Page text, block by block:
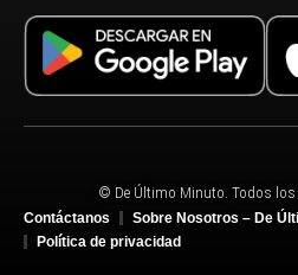
© De Último Minuto. Todos los
Contáctanos
Sobre Nosotros – De
Política de privacidad